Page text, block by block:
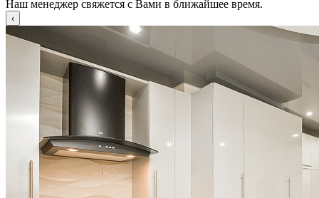
Наш менеджер свяжется с Вами в ближайшее время.